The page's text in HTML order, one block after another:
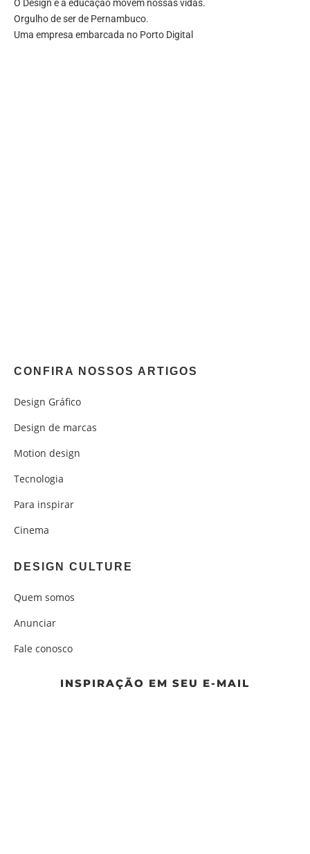
O Design e a educação movem nossas vidas.
Orgulho de ser de Pernambuco.
Uma empresa embarcada no Porto Digital
CONFIRA NOSSOS ARTIGOS
Design Gráfico
Design de marcas
Motion design
Tecnologia
Para inspirar
Cinema
DESIGN CULTURE
Quem somos
Anunciar
Fale conosco
INSPIRAÇÃO EM SEU E-MAIL